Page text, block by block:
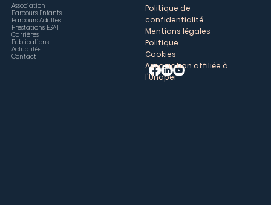
Association
Parcours Enfants
Parcours Adultes
Prestations ESAT
Carrières
Publications
Actualités
Contact
Politique de
confidentialité
Mentions légales
Politique
Cookies
Association affiliée à
l'Unapei